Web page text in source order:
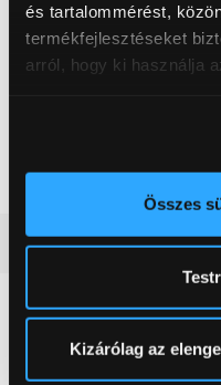
és tartalommérést,
termékfejlesztéseket
arról, hogy ki használja
elhelyezkedéséről
Az Ön
módjairól és adja meg
pontban. Bármikor
Sütinyilatkozathoz való
Összes
Kizárólag az
Gorenje NRS8182KX
Vásárlói vélemények(0)